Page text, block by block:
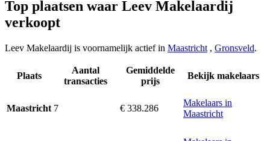
Top plaatsen waar Leev Makelaardij
verkoopt
Leev Makelaardij is voornamelijk actief in Maastricht , Gronsveld.
Plaats
Aantal
transacties
Gemiddelde
prijs
Bekijk makelaars
Maastricht 7 € 338.286
Makelaars in
Maastricht